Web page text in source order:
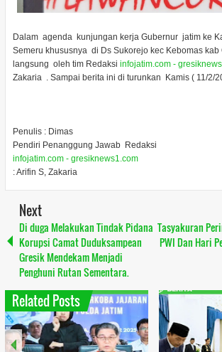
Dalam agenda kunjungan kerja Gubernur jatim ke
Semeru khususnya di Ds Sukorejo kec Kebomas
langsung oleh tim Redaksi infojatim.com -
Zakaria . Sampai berita ini di turunkan Kamis ( 11/2/
Penulis : Dimas
Pendiri Penanggung Jawab Redaksi
infojatim.com - gresiknews1.com
: Arifin S, Zakaria
Next
Di duga Melakukan Tindak Pidana
Korupsi Camat Duduksampean
Gresik Mendekam Menjadi
Penghuni Rutan Sementara.
Tasyakuran
PWI Dan Hari
Related Posts